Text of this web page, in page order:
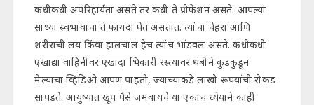
कधीकधी अपरिहार्यता असते तर कधी ते प्रोफेशन असते. आपल्या
साध्या स्वभावाचा ते फायदा घेत असतात. त्यांचा चेहरा आणि
शरीराची लय किंवा हालचाल हेच त्यांच भांडवल असते. कधीकधी
एखाद्या वाहिनीवर एखादा भिकारी रस्त्यावर थंबीने कुडकुडून
मेल्याचा व्हिडिओ आपण पाहतो, ज्याच्याकडे लाखो रूपयांची रोकड
सापडते. आयुष्यात खूप पैसे जमवायचे या एकाच ध्येयाने काही